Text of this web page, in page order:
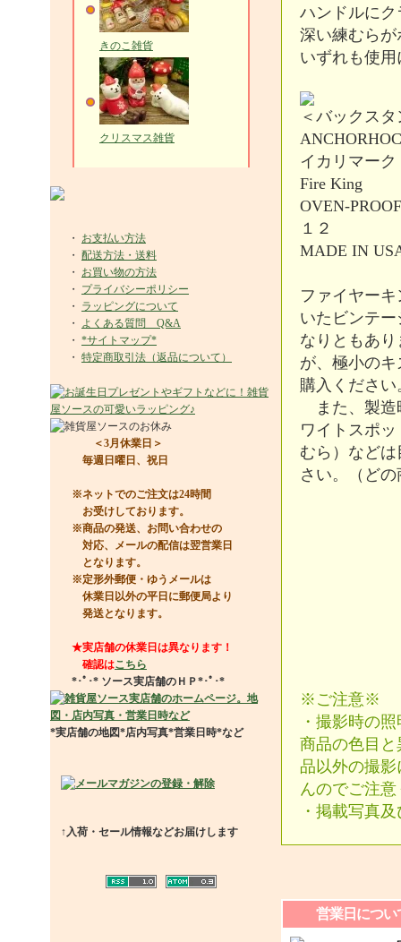
きのこ雑貨
クリスマス雑貨
・ お支払い方法
・ 配送方法・送料
・ お買い物の方法
・ プライバシーポリシー
・ ラッピングについて
・ よくある質問 Q&A
・ *サイトマップ*
・ 特定商取引法（返品について）
＜3月休業日＞
毎週日曜日、祝日
※ネットでのご注文は24時間
お受けしております。
※商品の発送、お問い合わせの
対応、メールの配信は翌営業日
となります。
※定形外郵便・ゆうメールは
休業日以外の平日に郵便局より
発送となります。
★実店舗の休業日は異なります！
確認はこちら
*･ﾟ･* ソース実店舗のＨＰ*･ﾟ･*
*実店舗の地図*店内写真*営業日時*など
↑入荷・セール情報などお届けします
ハンドルに
深い練むら
いずれも使
＜バックス
イカリマーク
Fire King
OVEN-PROOF
１２
MADE IN
ファイヤー
いたビンテ
なりともあ
が、極小の
購入ください
また、製造
ワイトスポ
むら）など
さい。（ど
※ご注意※
・撮影時の
商品の色目
品以外の撮
んのでご注
・掲載写真
営業日につい